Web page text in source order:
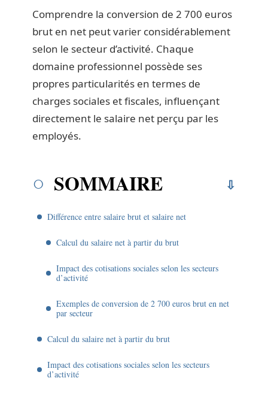
Comprendre la conversion de 2 700 euros
brut en net peut varier considérablement
selon le secteur d’activité. Chaque
domaine professionnel possède ses
propres particularités en termes de
charges sociales et fiscales, influençant
directement le salaire net perçu par les
employés.
SOMMAIRE
Différence entre salaire brut et salaire net
Calcul du salaire net à partir du brut
Impact des cotisations sociales selon les secteurs
d’activité
Exemples de conversion de 2 700 euros brut en net
par secteur
Calcul du salaire net à partir du brut
Impact des cotisations sociales selon les secteurs
d’activité